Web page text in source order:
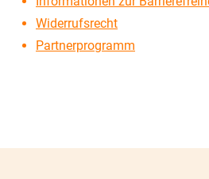
Widerrufsrecht
Partnerprogramm